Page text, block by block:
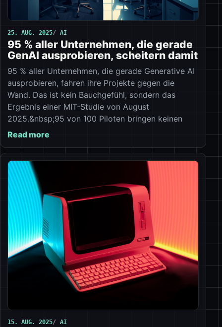
25. AUG. 2025 AI
95 % aller Unternehmen, die gerade
GenAI ausprobieren, scheitern damit
95 % aller Unternehmen, die gerade Generative AI
ausprobieren, fahren ihre Projekte gegen die
Wand. Das ist kein Bauchgefühl, sondern das
Ergebnis einer MIT-Studie von August
2025.&nbsp;95 von 100 Piloten bringen keinen
Read more
15. AUG. 2025 AI